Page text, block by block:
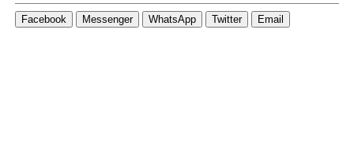
Facebook Messenger WhatsApp Twitter Email